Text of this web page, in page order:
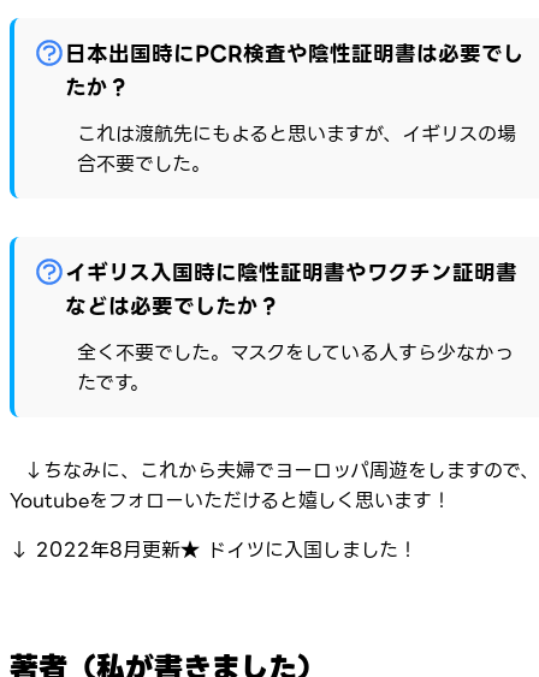
日本出国時にPCR検査や陰性証明書は必要でし
たか？
これは渡航先にもよると思いますが、イギリスの場
合不要でした。
イギリス入国時に陰性証明書やワクチン証明書
などは必要でしたか？
全く不要でした。マスクをしている人すら少なかっ
たです。
↓ちなみに、これから夫婦でヨーロッパ周遊をしますので、
Youtubeをフォローいただけると嬉しく思います！
↓ 2022年8月更新★ ドイツに入国しました！